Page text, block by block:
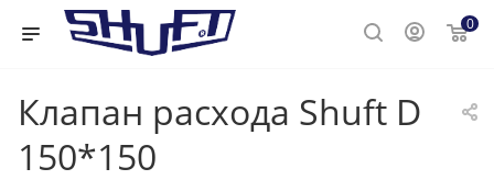
0
Клапан расхода Shuft D
150*150